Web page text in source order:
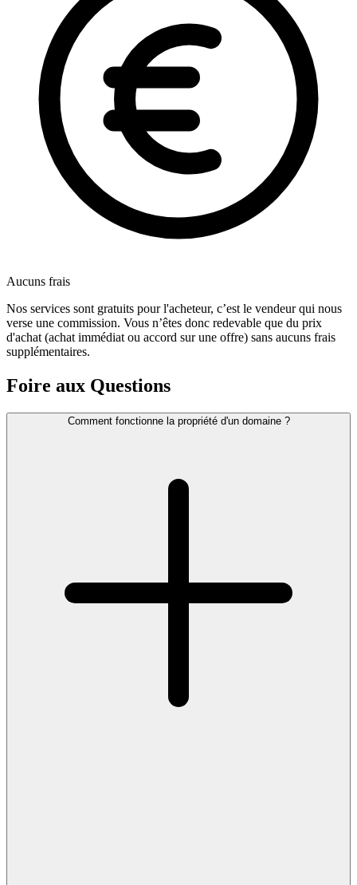
Aucuns frais
Nos services sont gratuits pour l'acheteur, c’est le vendeur qui nous
verse une commission. Vous n’êtes donc redevable que du prix
d'achat (achat immédiat ou accord sur une offre) sans aucuns frais
supplémentaires.
Foire aux Questions
Comment fonctionne la propriété d'un domaine ?